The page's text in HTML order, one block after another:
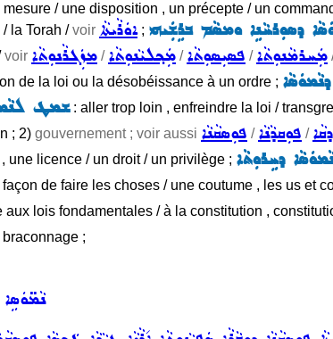
mesure / une disposition , un précepte / un
la Torah /voir ܐܘܿܪܵܝܬܵܐ; ܕܣܘܼܪܚܵܢܹܐ ܘܡܣܵܡ ܒܪܹܫܲܝܗܝ
voir ܡܙܲܓܪܵܢܘܼܬܵܐ /ܡܲܟ݂ܠܝܵܢܘܼܬܵܐ /ܦܣܝܼܣܘܼܬܵܐ /ܡܲܚܪܡܵܢܘܼܬܵܐ
de la loi ou la désobéissance à un ordre ;
ܫܡܛ: aller trop loin , enfreindre la loi /
; 2) gouvernement ; voir aussi ܦܘܼܣܩܵܢܵܐ /ܦܘܼܩܕܵܢܵܐ /
, une licence / un droit / un privilège ; ܢܵܡܘܿܣܵܐ ܕܚܹܪܘܼܬܵܐ
de faire les choses / une coutume , les us et
aux lois fondamentales / à la constitution ,
;